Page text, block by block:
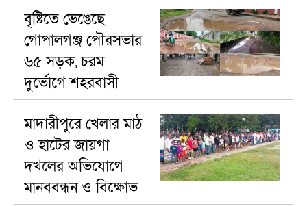
বৃষ্টিতে ভেঙেছে
গোপালগঞ্জ পৌরসভার
৬৫ সড়ক, চরম
দুর্ভোগে শহরবাসী
মাদারীপুরে খেলার মাঠ
ও হাটের জায়গা
দখলের অভিযোগে
মানববন্ধন ও বিক্ষোভ